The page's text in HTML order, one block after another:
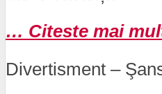
… Citeste mai
Divertisment –